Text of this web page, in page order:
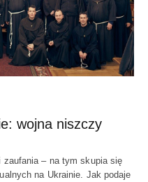
wojna niszczy
zaufania – na tym skupia się
na Ukrainie. Jak podaje